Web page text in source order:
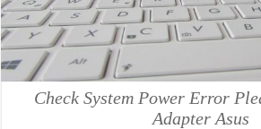
Check System Power Error
Adapter Asus